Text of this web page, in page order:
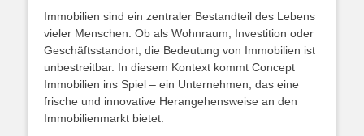
Immobilien sind ein zentraler Bestandteil des Lebens
vieler Menschen. Ob als Wohnraum, Investition oder
Geschäftsstandort, die Bedeutung von Immobilien ist
unbestreitbar. In diesem Kontext kommt Concept
Immobilien ins Spiel – ein Unternehmen, das eine
frische und innovative Herangehensweise an den
Immobilienmarkt bietet.